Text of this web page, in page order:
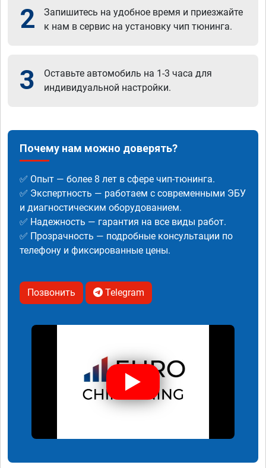
2
Запишитесь на удобное время и приезжайте
к нам в сервис на установку чип тюнинга.
3
Оставьте автомобиль на 1-3 часа для
индивидуальной настройки.
Почему нам можно доверять?
✅ Опыт — более 8 лет в сфере чип-тюнинга.
✅ Экспертность — работаем с современными ЭБУ
и диагностическим оборудованием.
✅ Надежность — гарантия на все виды работ.
✅ Прозрачность — подробные консультации по
телефону и фиксированные цены.
Позвонить Telegram